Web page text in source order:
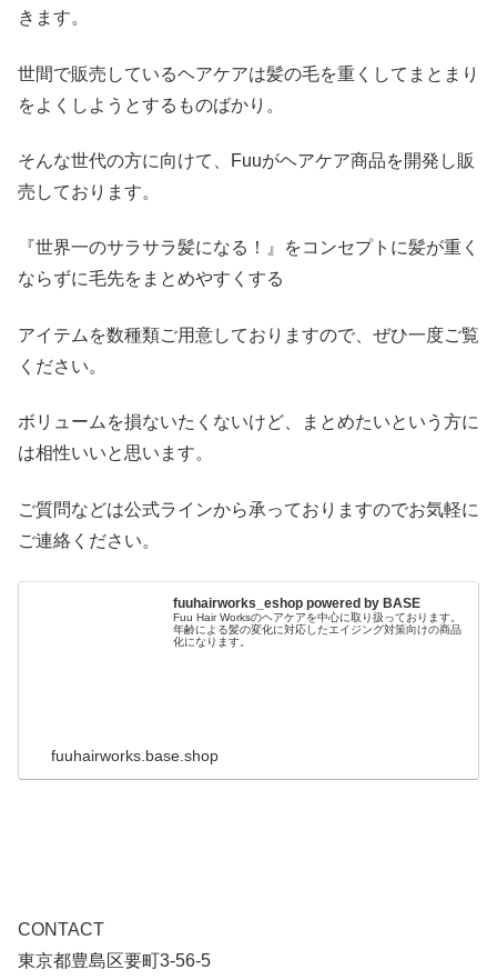
きます。
世間で販売しているヘアケアは髪の毛を重くしてまとまり
をよくしようとするものばかり。
そんな世代の方に向けて、Fuuがヘアケア商品を開発し販
売しております。
『世界一のサラサラ髪になる！』をコンセプトに髪が重く
ならずに毛先をまとめやすくする
アイテムを数種類ご用意しておりますので、ぜひ一度ご覧
ください。
ボリュームを損ないたくないけど、まとめたいという方に
は相性いいと思います。
ご質問などは公式ラインから承っておりますのでお気軽に
ご連絡ください。
fuuhairworks_eshop powered by BASE
Fuu Hair Worksのヘアケアを中心に取り扱っております。
年齢による髪の変化に対応したエイジング対策向けの商品
化になります。
fuuhairworks.base.shop
CONTACT
東京都豊島区要町3-56-5